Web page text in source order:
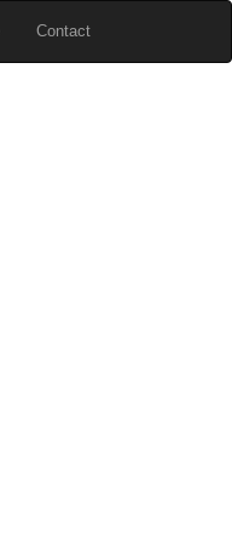
Contact